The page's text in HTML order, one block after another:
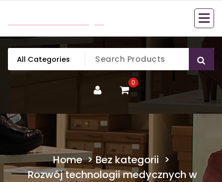
content
0
Home>Bez kategorii >
Rozwój technologii medycznych w